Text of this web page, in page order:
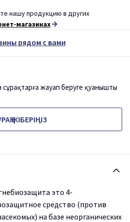
нашу продукцию в других
магазинах
рядом с вами
сұрақтарға жауап беруге қуанышты
ЖІБЕРІҢІЗ
это 4-
средство (против
на базе неорганических